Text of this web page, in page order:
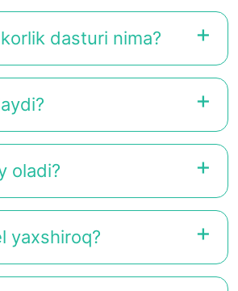
dasturi nima?
oladi?
yaxshiroq?